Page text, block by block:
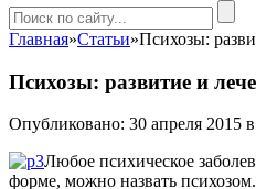
Главная»Статьи»Психозы:
Психозы: развитие и
Опубликовано: 30 апреля 2015
Любое психическое
форме, можно назвать